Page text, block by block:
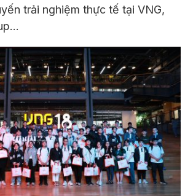
trải nghiệm thực tế tại VNG,